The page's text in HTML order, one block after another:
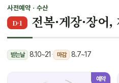
사전예약 · 수산
D-1 전복·게장·장어
받는날 8.10~21 · 마감 8.7~17
예약